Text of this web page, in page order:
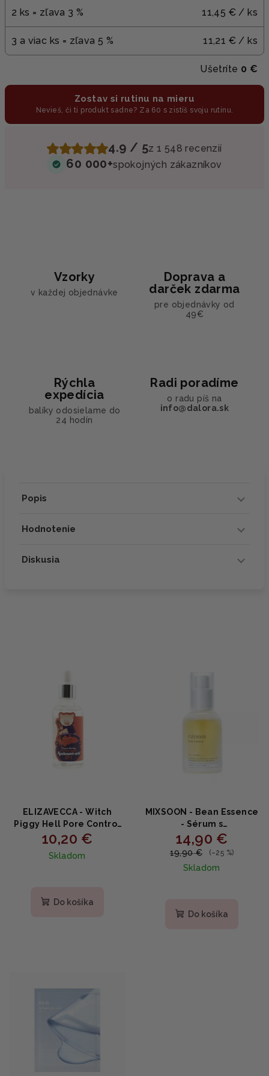
2 ks = zľava 3 % 11,45 € / ks
3 a viac ks = zľava 5 % 11,21 € / ks
Ušetríte 0 €
Zostav si rutinu na mieru
Nevieš, či ti produkt sadne? Za 60 s zistíš svoju rutinu.
4.9 / 5z 1 548 recenzií
60 000+spokojných zákazníkov
Vzorky
v každej objednávke
Doprava a
darček zdarma
pre objednávky od
49€
Rýchla
expedícia
balíky odosielame do
24 hodín
Radi poradíme
o radu píš na
info@dalora.sk
Popis
Hodnotenie
Diskusia
ELIZAVECCA - Witch
Piggy Hell Pore Control
Hyaluronic Acid -
Hydratačné sérum s 97%
kyselinou hyalurónovou
10,20 €
Skladom
Do košíka
MIXSOON - Bean Essence
- Sérum s
fermentovanými
sójovými bôbmi 30ml
14,90 €
19,90 € (–25 %)
Skladom
Do košíka